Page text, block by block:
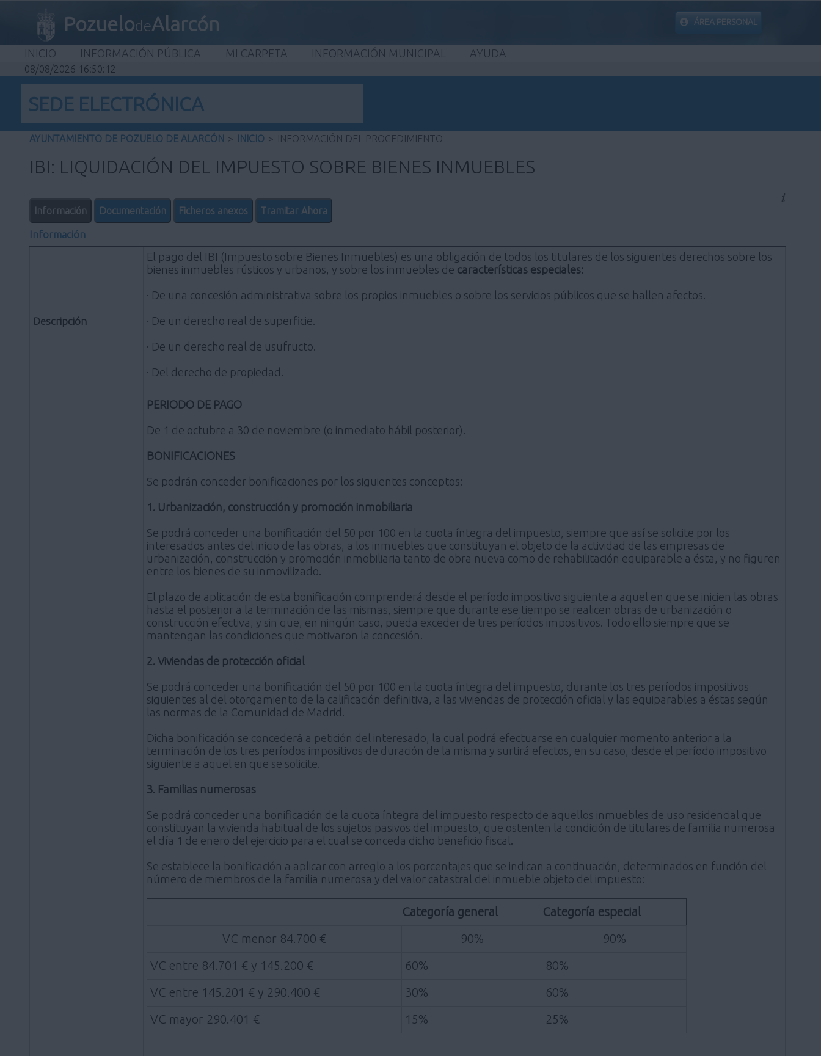
PozuelodeAlarcón ÁREA PERSONAL
INICIO INFORMACIÓN PÚBLICA MI CARPETA INFORMACIÓN MUNICIPAL AYUDA
08/08/2026 16:50:13
SEDE ELECTRÓNICA
AYUNTAMIENTO DE POZUELO DE ALARCÓN > INICIO > INFORMACIÓN DEL PROCEDIMIENTO
IBI: LIQUIDACIÓN DEL IMPUESTO SOBRE BIENES INMUEBLES
Información Documentación Ficheros anexos Tramitar Ahora
Información
Descripción
El pago del IBI (Impuesto sobre Bienes Inmuebles) es una obligación de todos los titulares de los siguientes derechos sobre los
bienes inmuebles rústicos y urbanos, y sobre los inmuebles de características especiales:
· De una concesión administrativa sobre los propios inmuebles o sobre los servicios públicos que se hallen afectos.
· De un derecho real de superficie.
· De un derecho real de usufructo.
· Del derecho de propiedad.
PERIODO DE PAGO
De 1 de octubre a 30 de noviembre (o inmediato hábil posterior).
BONIFICACIONES
Se podrán conceder bonificaciones por los siguientes conceptos:
1. Urbanización, construcción y promoción inmobiliaria
Se podrá conceder una bonificación del 50 por 100 en la cuota íntegra del impuesto, siempre que así se solicite por los
interesados antes del inicio de las obras, a los inmuebles que constituyan el objeto de la actividad de las empresas de
urbanización, construcción y promoción inmobiliaria tanto de obra nueva como de rehabilitación equiparable a ésta, y no figuren
entre los bienes de su inmovilizado.
El plazo de aplicación de esta bonificación comprenderá desde el período impositivo siguiente a aquel en que se inicien las obras
hasta el posterior a la terminación de las mismas, siempre que durante ese tiempo se realicen obras de urbanización o
construcción efectiva, y sin que, en ningún caso, pueda exceder de tres períodos impositivos. Todo ello siempre que se
mantengan las condiciones que motivaron la concesión.
2. Viviendas de protección oficial
Se podrá conceder una bonificación del 50 por 100 en la cuota íntegra del impuesto, durante los tres períodos impositivos
siguientes al del otorgamiento de la calificación definitiva, a las viviendas de protección oficial y las equiparables a éstas según
las normas de la Comunidad de Madrid.
Dicha bonificación se concederá a petición del interesado, la cual podrá efectuarse en cualquier momento anterior a la
terminación de los tres períodos impositivos de duración de la misma y surtirá efectos, en su caso, desde el período impositivo
siguiente a aquel en que se solicite.
3. Familias numerosas
Se podrá conceder una bonificación de la cuota íntegra del impuesto respecto de aquellos inmuebles de uso residencial que
constituyan la vivienda habitual de los sujetos pasivos del impuesto, que ostenten la condición de titulares de familia numerosa
el día 1 de enero del ejercicio para el cual se conceda dicho beneficio fiscal.
Se establece la bonificación a aplicar con arreglo a los porcentajes que se indican a continuación, determinados en función del
número de miembros de la familia numerosa y del valor catastral del inmueble objeto del impuesto:
Categoría general
Categoría especial
VC menor 84.700 €
90%
90%
VC entre 84.701 € y 145.200 €
60%
80%
VC entre 145.201 € y 290.400 €
30%
60%
VC mayor 290.401 €
15% 25%